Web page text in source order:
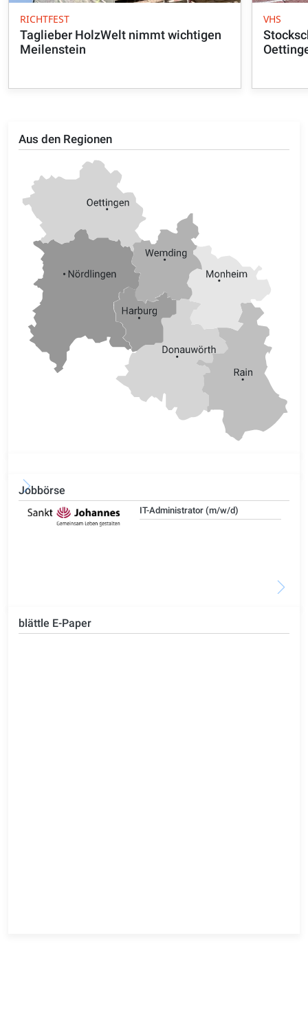
Aus den Regionen
Jobbörse
IT-Administrator (m/w/d)
blättle E-Paper
RICHTFEST
Taglieber HolzWelt nimmt wichtigen
Meilenstein
VHS